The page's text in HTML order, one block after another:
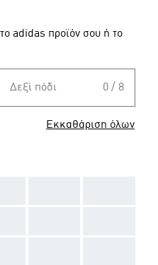
adidas προϊόν σου ή το
Δεξί πόδι 0 / 8
Εκκαθάριση όλων